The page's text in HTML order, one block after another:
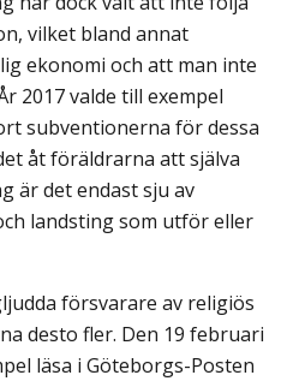
vilket bland annat
ekonomi och att man inte
2017 valde till exempel
subventionerna för dessa
åt föräldrarna att själva
är det endast sju av
landsting som utför eller
försvarare av religiös
desto fler. Den 19 februari
läsa i Göteborgs-Posten